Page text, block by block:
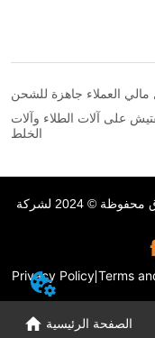
العملاء جاهزة للشحن
على آلات الطلاء وآلات
الخلط
الصفحة الرئيسية
جميع الحقوق محفوظة © 2024 لشركة Weifang Sun Food Machinery
Privacy Policy Terms